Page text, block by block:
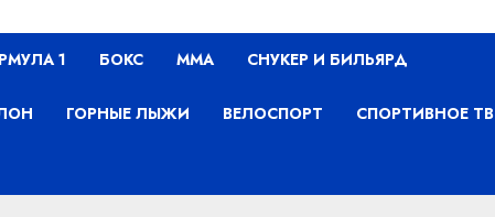
1 БОКС ММА СНУКЕР И БИЛЬЯРД
ГОРНЫЕ ЛЫЖИ ВЕЛОСПОРТ СПОРТИВНОЕ ТВ